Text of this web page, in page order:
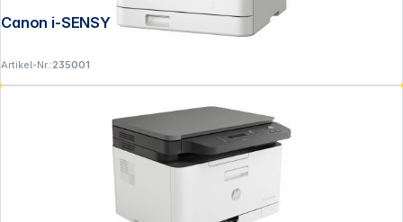
Canon i-SENSYS MF 287 dw
Artikel-Nr.:235001